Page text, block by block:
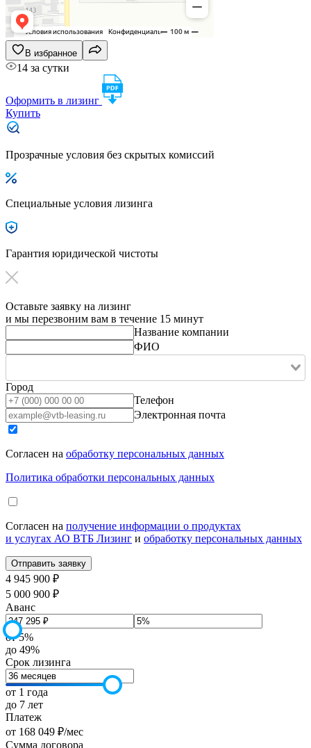
В избранное
14 за сутки
Оформить в лизинг
Купить
Прозрачные условия без скрытых комиссий
Специальные условия лизинга
Гарантия юридической чистоты
Оставьте заявку на лизинг
и мы перезвоним вам в течение 15 минут
Название компании
ФИО
Город
Телефон
Электронная почта
Согласен на обработку персональных данных
Политика обработки персональных данных
Согласен на получение информации о продуктах
и услугах АО ВТБ Лизинг и обработку персональных данных
4 945 900 ₽
5 000 900 ₽
Аванс
от 5%
до 49%
Срок лизинга
от 1 года
до 7 лет
Платеж
от 168 049 ₽/мес
Сумма договора